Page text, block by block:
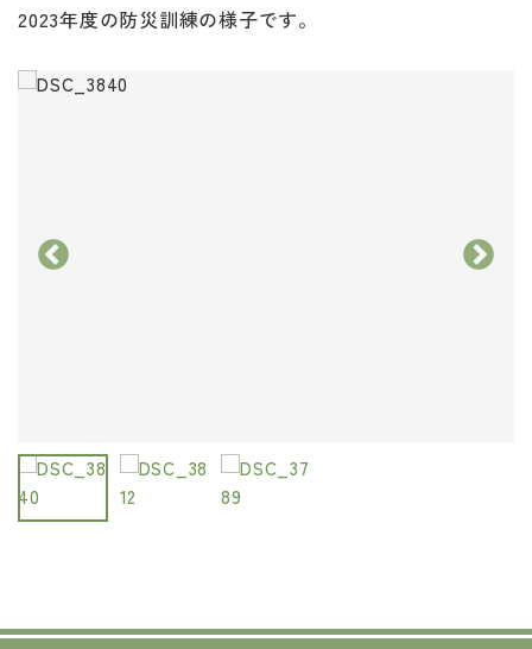
2023年度の防災訓練の様子です。